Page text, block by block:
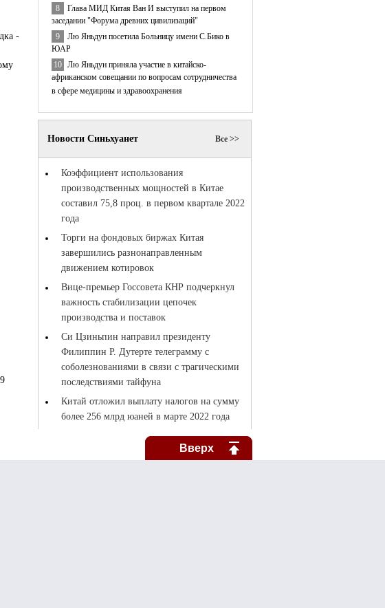
-
8 Глава МИД Китая Ван И выступил на первом
заседании "Форума древних цивилизаций"
9 Лю Яньдун посетила Больницу имени С.Бико в
ЮАР
10 Лю Яньдун приняла участие в китайско-
африканском совещании по вопросам сотрудничества
в сфере медицины и здравоохранения
Вверх